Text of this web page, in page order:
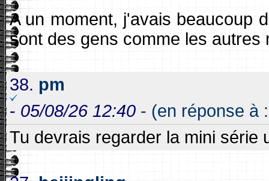
A un moment, j'avais beaucoup
sont des gens comme les
38. pm
- 05/08/26 12:40 - (en réponse à
Tu devrais regarder la mini série